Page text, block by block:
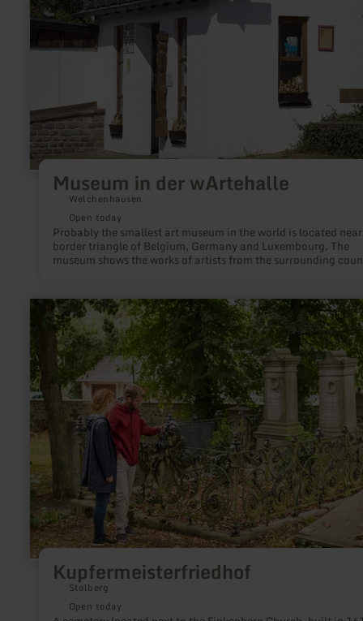
Museum in der wArtehalle
Welchenhausen
Open today
Probably the smallest art museum in the world is located
border triangle of Belgium, Germany and Luxembourg. The
museum shows the works of artists from the surrounding
Kupfermeisterfriedhof
Stolberg
Open today
learn
more
about:
Kupfermeisterfriedhof